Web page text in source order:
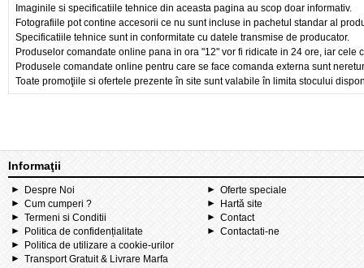
Imaginile si specificatiile tehnice din aceasta pagina au scop doar informativ.
Fotografiile pot contine accesorii ce nu sunt incluse in pachetul standar al
Specificatiile tehnice sunt in conformitate cu datele transmise de producator.
Produselor comandate online pana in ora "12" vor fi ridicate in 24 ore, iar cele
Produsele comandate online pentru care se face comanda externa sunt
Toate promoţiile si ofertele prezente în site sunt valabile în limita stocului
Informaţii
Despre Noi
Cum cumperi ?
Termeni si Conditii
Politica de confidențialitate
Politica de utilizare a cookie-urilor
Transport Gratuit & Livrare Marfa
Oferte speciale
Hartă site
Contact
Contactati-ne